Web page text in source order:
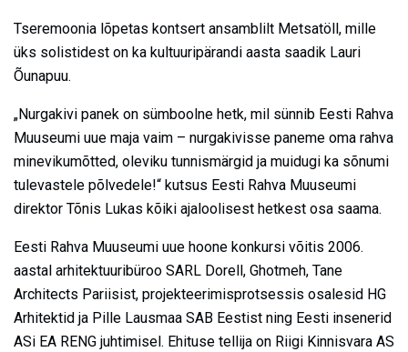
Tseremoonia lõpetas kontsert ansamblilt Metsatöll, mille
üks solistidest on ka kultuuripärandi aasta saadik Lauri
Õunapuu.
„Nurgakivi panek on sümboolne hetk, mil sünnib Eesti Rahva
Muuseumi uue maja vaim – nurgakivisse paneme oma rahva
minevikumõtted, oleviku tunnismärgid ja muidugi ka sõnumi
tulevastele põlvedele!“ kutsus Eesti Rahva Muuseumi
direktor Tõnis Lukas kõiki ajaloolisest hetkest osa saama.
Eesti Rahva Muuseumi uue hoone konkursi võitis 2006.
aastal arhitektuuribüroo SARL Dorell, Ghotmeh, Tane
Architects Pariisist, projekteerimisprotsessis osalesid HG
Arhitektid ja Pille Lausmaa SAB Eestist ning Eesti insenerid
ASi EA RENG juhtimisel. Ehituse tellija on Riigi Kinnisvara AS